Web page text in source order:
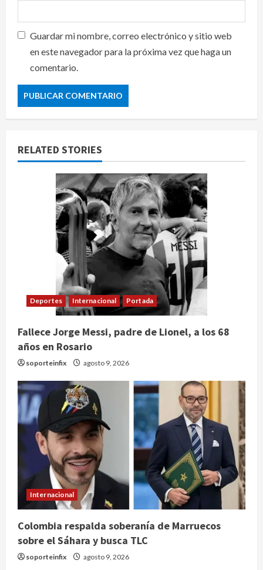
Guardar mi nombre, correo electrónico y sitio web
en este navegador para la próxima vez que haga un
comentario.
RELATED STORIES
Deportes Internacional Portada
Fallece Jorge Messi, padre de Lionel, a los 68
años en Rosario
soporteinfix agosto 9, 2026
Internacional
Colombia respalda soberanía de Marruecos
sobre el Sáhara y busca TLC
soporteinfix agosto 9, 2026
Claudia Sheinbaum decreta Jornada
de Reforestación cada segundo
domingo de agosto
agosto 10, 2026